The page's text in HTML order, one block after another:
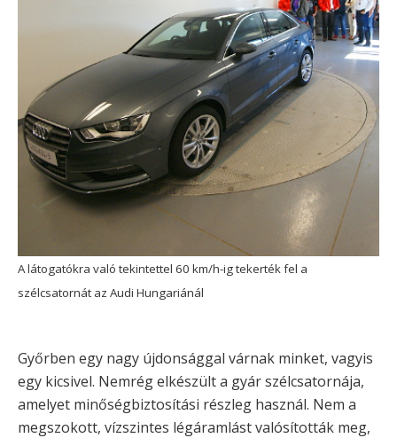
A látogatókra való tekintettel 60 km/h-ig tekerték fel a
szélcsatornát az Audi Hungariánál
Győrben egy nagy újdonsággal várnak minket, vagyis
egy kicsivel. Nemrég elkészült a gyár szélcsatornája,
amelyet minőségbiztosítási részleg használ. Nem a
megszokott, vízszintes légáramlást valósították meg,